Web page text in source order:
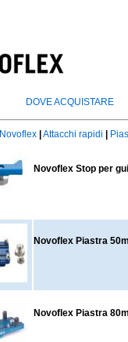
DOVE ACQUISTARE
Novoflex Attacchi rapidi
Novoflex Stop per
Novoflex Piastra
Novoflex Piastra